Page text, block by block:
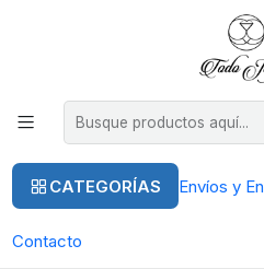
CATEGORÍAS Envíos y
Contacto